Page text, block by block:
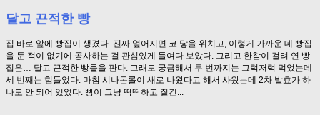
달고 끈적한 빵
집 바로 앞에 빵집이 생겼다. 진짜 엎어지면 코 닿을 위치고, 이렇게 가까운 데 빵집
을 둔 적이 없기에 공사하는 걸 관심있게 들여다 보았다. 그리고 한참이 걸려 연 빵
집은… 달고 끈적한 빵들을 판다. 그래도 궁금해서 두 번까지는 그럭저럭 먹었는데
세 번째는 힘들었다. 마침 시나몬롤이 새로 나왔다고 해서 사왔는데 2차 발효가 하
나도 안 되어 있었다. 빵이 그냥 딱딱하고 질긴...